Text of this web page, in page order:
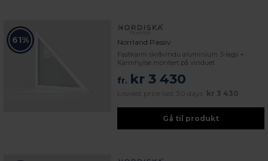
61% Norrland Passiv
Fastkarm skråvindu aluminium 3-lags +
Karmhylse montert på vinduet
fr. kr 3 430
Lowest price last 30 days: kr 3 430
Gå til produkt